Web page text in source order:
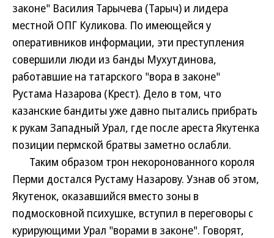
законе" Василия Тарычева (Тарыч) и лидера
местной ОПГ Куликова. По имеющейся у
оперативников информации, эти преступления
совершили люди из банды Мухутдинова,
работавшие на татарского "вора в законе"
Рустама Назарова (Крест). Дело в том, что
казанские бандиты уже давно пытались прибрать
к рукам Западный Урал, где после ареста Якутенка
позиции пермской братвы заметно ослабли.
Таким образом трон некоронованного короля
Перми достался Рустаму Назарову. Узнав об этом,
Якутенок, оказавшийся вместо зоны в
подмосковной психушке, вступил в переговоры с
курирующими Урал "ворами в законе". Говорят,